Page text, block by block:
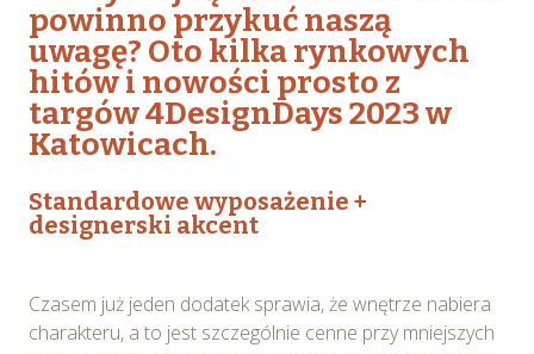
powinno przykuć naszą
uwagę? Oto kilka rynkowych
hitów i nowości prosto z
targów 4DesignDays 2023 w
Katowicach.
Standardowe wyposażenie +
designerski akcent
Czasem już jeden dodatek sprawia, że wnętrze nabiera
charakteru, a to jest szczególnie cenne przy mniejszych